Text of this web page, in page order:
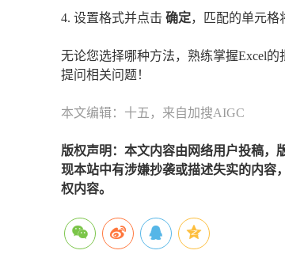
4. 设置格式并点击 确定，匹配的单元格
无论您选择哪种方法，熟练掌握Excel
提问相关问题！
本文编辑：十五，来自加搜AIGC
版权声明：本文内容由网络用户投稿，
现本站中有涉嫌抄袭或描述失实的内容
权内容。